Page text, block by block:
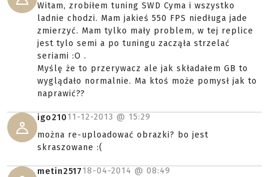
Witam, zrobiłem tuning SWD Cyma i wszystko
ladnie chodzi. Mam jakieś 550 FPS niedługa jade
zmierzyć. Mam tylko mały problem, w tej replice
jest tylo semi a po tuningu zacząła strzelać
seriami :O .
Myślę że to przerywacz ale jak składałem GB to
wyglądało normalnie. Ma ktoś może pomysł jak to
naprawić??
igo21011-12-2013 @ 15:29
można re-uploadować obrazki? bo jest
skraszowane :(
metin251718-04-2014 @ 08:49